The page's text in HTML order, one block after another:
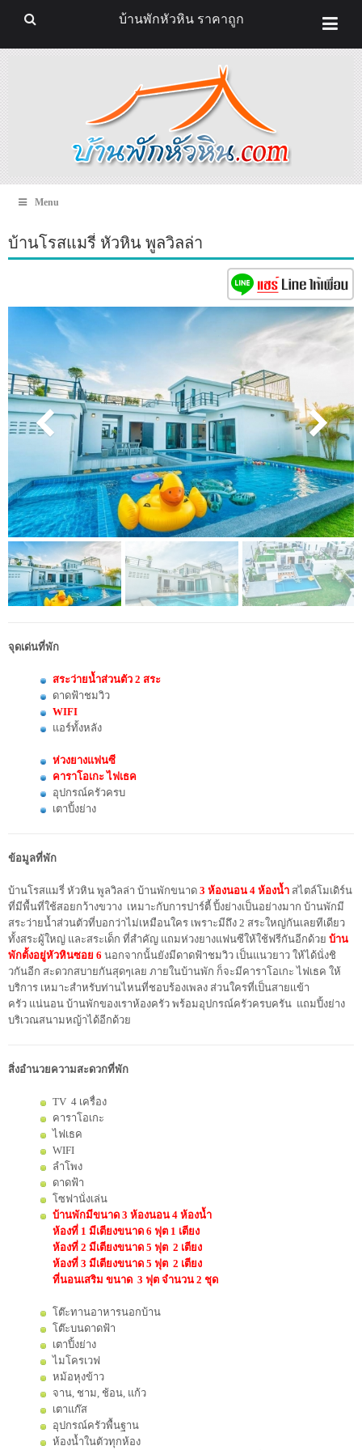
Menu
บ้านโรสแมรี่ หัวหิน พูลวิลล่า
จุดเด่นที่พัก
สระว่ายน้ำส่วนตัว 2 สระ
ดาดฟ้าชมวิว
WIFI
แอร์ทั้งหลัง
ห่วงยางแฟนซี
คาราโอเกะ ไฟเธค
อุปกรณ์ครัวครบ
เตาปิ้งย่าง
ข้อมูลที่พัก
บ้านโรสแมรี่ หัวหิน พูลวิลล่า บ้านพักขนาด 3 ห้องนอน 4 ห้องน้ำ สไตล์โมเดิร์น
ที่มีพื้นที่ใช้สอยกว้างขวาง เหมาะกับการปาร์ตี้ ปิ้งย่างเป็นอย่างมาก บ้านพักมี
สระว่ายน้ำส่วนตัวที่บอกว่าไม่เหมือนใคร เพราะมีถึง 2 สระใหญ่กันเลยทีเดียว
ทั้งสระผู้ใหญ่ และสระเด็ก ที่สำคัญ แถมห่วงยางแฟนซีให้ใช้ฟรีกันอีกด้วย บ้าน
พักตั้งอยู่หัวหินซอย 6 นอกจากนั้นยังมีดาดฟ้าชมวิว เป็นแนวยาว ให้ได้นั่งชิ
วกันอีก สะดวกสบายกันสุดๆเลย ภายในบ้านพัก ก็จะมีคาราโอเกะ ไฟเธค ให้
บริการ เหมาะสำหรับท่านไหนที่ชอบร้องเพลง ส่วนใครที่เป็นสายเเข้า
ครัว แน่นอน บ้านพักของเราห้องครัว พร้อมอุปกรณ์ครัวครบครัน แถมปิ้งย่าง
บริเวณสนามหญ้าได้อีกด้วย
สิ่งอำนวยความสะดวกที่พัก
TV 4 เครื่อง
คาราโอเกะ
ไฟเธค
WIFI
ลำโพง
ดาดฟ้า
โซฟานั่งเล่น
บ้านพักมีขนาด 3 ห้องนอน 4 ห้องน้ำ
ห้องที่ 1 มีเตียงขนาด 6 ฟุต 1 เตียง
ห้องที่ 2 มีเตียงขนาด 5 ฟุต 2 เตียง
ห้องที่ 3 มีเตียงขนาด 5 ฟุต 2 เตียง
ที่นอนเสริม ขนาด 3 ฟุต จำนวน 2 ชุด
โต๊ะทานอาหารนอกบ้าน
โต๊ะบนดาดฟ้า
เตาปิ้งย่าง
ไมโครเวฟ
หม้อหุงข้าว
จาน, ชาม, ช้อน, แก้ว
เตาแก๊ส
อุปกรณ์ครัวพื้นฐาน
ห้องน้ำในตัวทุกห้อง
บ้านพักหัวหิน ราคาถูก